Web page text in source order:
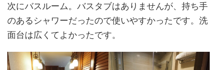
次にバスルーム。バスタブはありませんが、持ち手
のあるシャワーだったので使いやすかったです。洗
面台は広くてよかったです。